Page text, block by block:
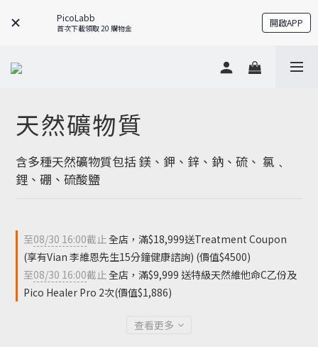
PicoLabb
首次下載領取 20 購物金 開啟APP
天然礦物質
含多種天然礦物質包括 鎂、鉀、鋅、鈉、硫、 氯﹑
鋰、硼、硫酸鹽
至08/30 16:00截止全店，滿$18,999送Treatment Coupon
(享有Vian 李維恩先生15分鐘健康諮詢) (價值$4500)
至08/30 16:00截止全店，滿$9,999 送特級天然維他命C乙份及
Pico Healer Pro 2次(價值$1,886)
查看更多